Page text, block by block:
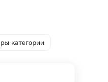
категории